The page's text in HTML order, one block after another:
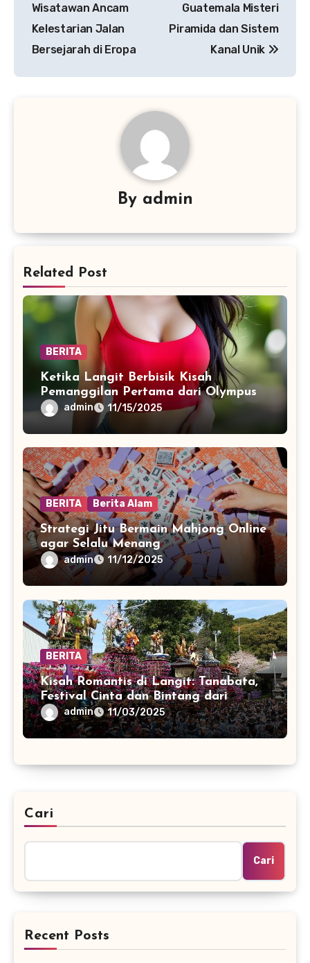
Wisatawan Ancam
Kelestarian Jalan
Bersejarah di Eropa
Guatemala Misteri
Piramida dan Sistem
Kanal Unik
By admin
Related Post
BERITA
Ketika Langit Berbisik Kisah
Pemanggilan Pertama dari Olympus
admin 11/15/2025
BERITA Berita Alam
Strategi Jitu Bermain Mahjong Online
agar Selalu Menang
admin 11/12/2025
BERITA
Kisah Romantis di Langit: Tanabata,
Festival Cinta dan Bintang dari
Jepang
admin 11/03/2025
Cari
Cari
Recent Posts